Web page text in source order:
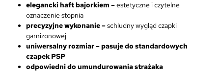
elegancki haft bajorkiem –estetyczne i czytelne
oznaczenie stopnia
precyzyjne wykonanie –schludny wygląd czapki
garnizonowej
uniwersalny rozmiar – pasuje do standardowych
czapek PSP
odpowiedni do umundurowania strażaka